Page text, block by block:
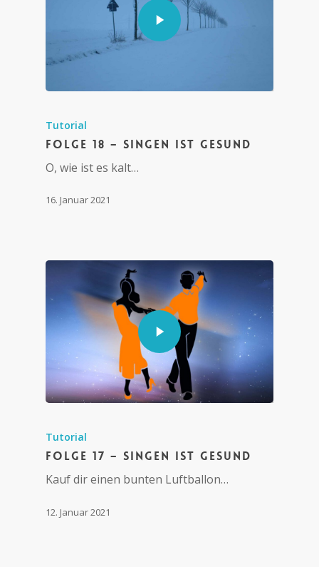
Tutorial
Folge 18 – Singen ist gesund
O, wie ist es kalt…
16. Januar 2021
Tutorial
Folge 17 – Singen ist gesund
Kauf dir einen bunten Luftballon…
12. Januar 2021